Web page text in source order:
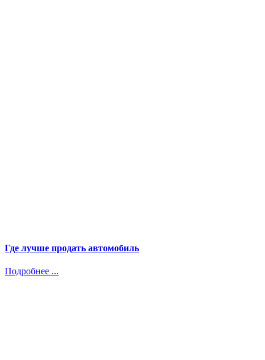
Где лучше продать автомобиль
Подробнее ...